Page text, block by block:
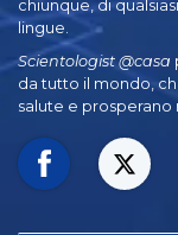
chiunque, di
lingue.
Scientologist @casa
da tutto il mondo,
salute e prosperano